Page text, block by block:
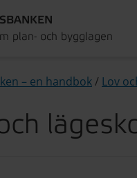
plan- och bygglagen
– en handbok/ Lov